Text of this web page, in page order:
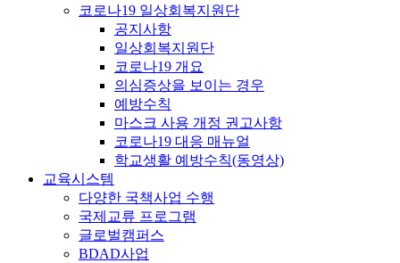
코로나19 일상회복지원단
공지사항
일상회복지원단
코로나19 개요
의심증상을 보이는 경우
예방수칙
마스크 사용 개정 권고사항
코로나19 대응 매뉴얼
학교생활 예방수칙(동영상)
교육시스템
다양한 국책사업 수행
국제교류 프로그램
글로벌캠퍼스
BDAD사업